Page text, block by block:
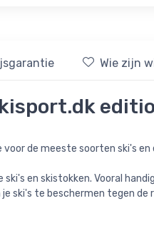
Wie zijn
de meeste soorten ski's en
en skistokken. Vooral
ski's te beschermen tegen de